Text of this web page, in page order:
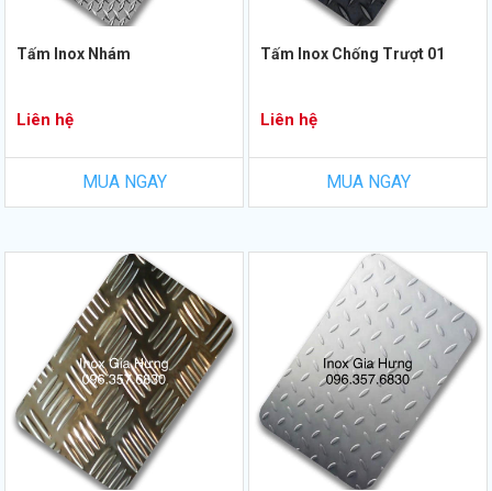
Tấm Inox Nhám
Liên hệ
MUA NGAY
Tấm Inox Chống Trượt 01
Liên hệ
MUA NGAY